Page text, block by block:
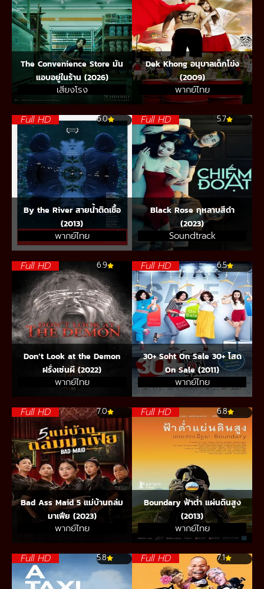
The Convenience Store มัน
แอบอยู่ในร้าน (2026)
เสียงโรง
Dek Khong อนุบาลเด็กโข่ง
(2009)
พากย์ไทย
Full HD 6.0
By the River สายน้ำติดเชื้อ
(2013)
พากย์ไทย
Full HD 5.7
Black Rose กุหลาบสีดำ
(2023)
Soundtrack
Full HD 6.9
Don’t Look at the Demon
ฝรั่งเซ่นผี (2022)
พากย์ไทย
Full HD 6.5
30+ Soht On Sale 30+ โสด
On Sale (2011)
พากย์ไทย
Full HD 7.0
Bad Ass Maid 5 แม่บ้านถล่ม
มาเฟีย (2023)
พากย์ไทย
Full HD 6.8
Boundary ฟ้าต่ำ แผ่นดินสูง
(2013)
พากย์ไทย
Full HD 5.8 Full HD 7.1